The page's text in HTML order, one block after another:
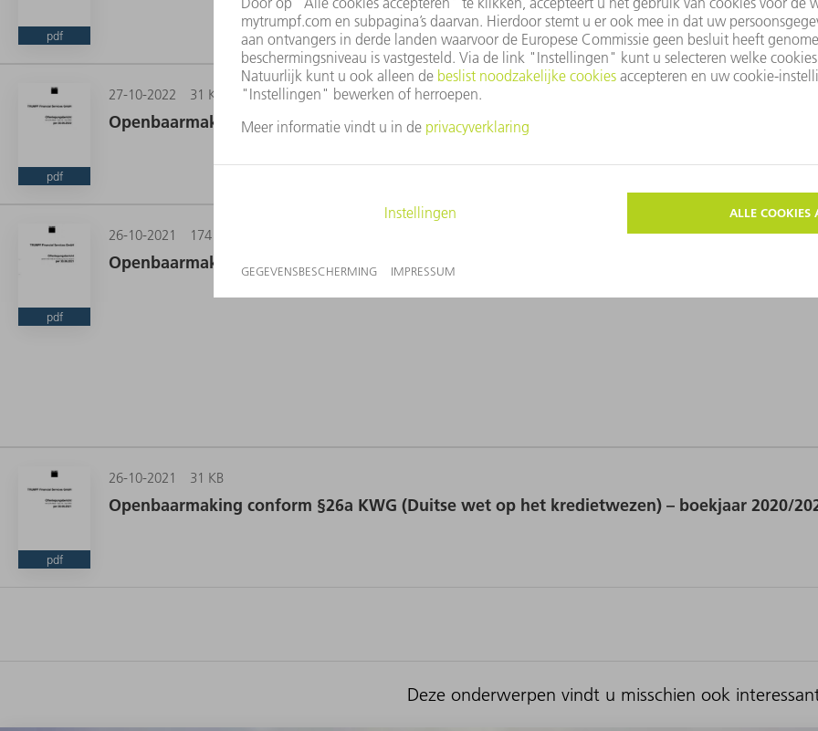
pdf
pdf
27-10-2022 31 KB
Openbaarmaking conform §26a KWG (Duitse wet op het kredietwezen) – boekjaar 2021/
pdf
26-10-2021 174 KB
Openbaarmaking conform CRR (verordening kapitaalvereisten) – boekjaar 2020/2021
pdf
26-10-2021 31 KB
Openbaarmaking conform §26a KWG (Duitse wet op het kredietwezen) – boekjaar 2020/
Deze onderwerpen vindt u misschien ook